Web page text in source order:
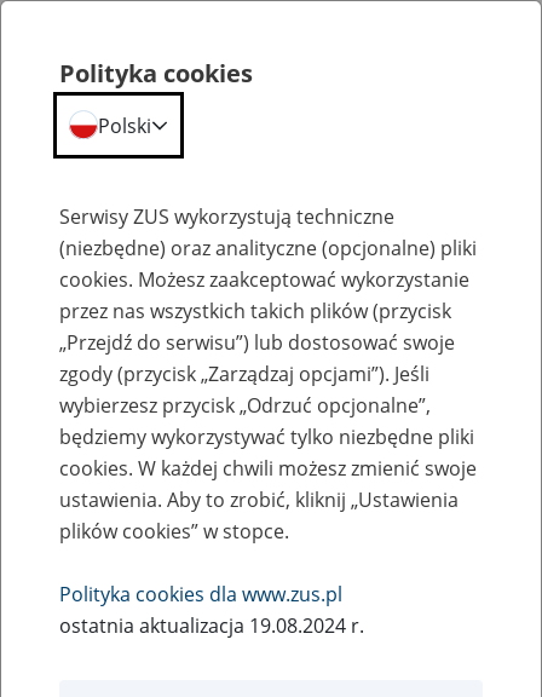
Szkolenia
Zaproś ZUS do siebie - zakładanie profili
eZUS w siedzibie Twojej firmy
Rodzaj wydarzenia
Szkolenia
Polityka cookies
Polski
Serwisy ZUS wykorzystują techniczne
(niezbędne) oraz analityczne (opcjonalne) pliki
cookies. Możesz zaakceptować wykorzystanie
przez nas wszystkich takich plików (przycisk
„Przejdź do serwisu”) lub dostosować swoje
zgody (przycisk „Zarządzaj opcjami”). Jeśli
wybierzesz przycisk „Odrzuć opcjonalne”,
będziemy wykorzystywać tylko niezbędne pliki
cookies. W każdej chwili możesz zmienić swoje
ustawienia. Aby to zrobić, kliknij „Ustawienia
plików cookies” w stopce.
Polityka cookies dla www.zus.pl
ostatnia aktualizacja 19.08.2024 r.